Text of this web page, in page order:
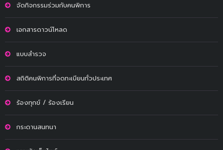
จัดกิจกรรมร่วมกับคนพิการ
เอกสารดาวน์โหลด
แบบสำรวจ
สถิติคนพิการที่จดทะเบียนทั่วประเทศ
ร้องทุกข์ / ร้องเรียน
กระดานสนทนา